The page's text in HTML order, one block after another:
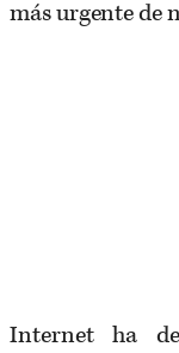
más urgente de
Internet ha